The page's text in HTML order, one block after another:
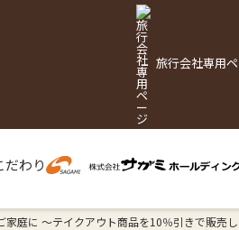
旅行会社専用
だわり
家庭に ～テイクアウト商品を10％引きで販売